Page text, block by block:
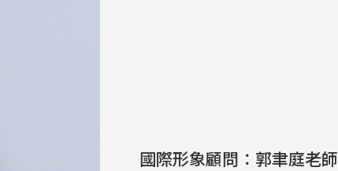
國際形象顧問：郭聿庭老師